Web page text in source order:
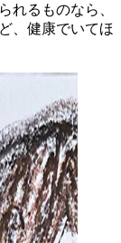
れるものなら、
、健康でいてほ